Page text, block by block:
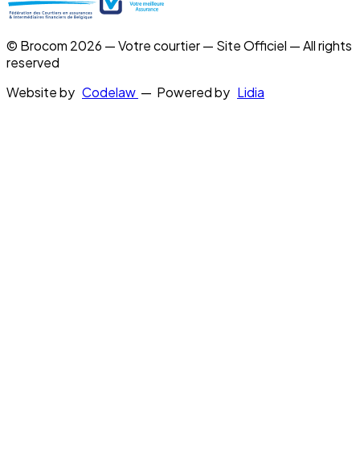
© Brocom 2026 — Votre courtier — Site Officiel — All rights
reserved
Website by Codelaw — Powered by Lidia